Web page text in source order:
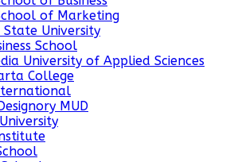
of Marketing
State University
School
University of Applied Sciences
College
MUD